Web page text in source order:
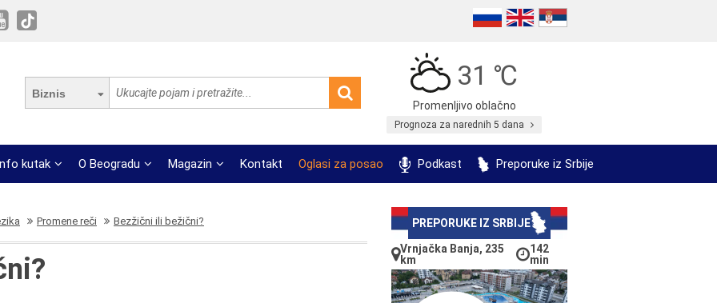
Biznis
31 ℃
Promenljivo oblačno
Prognoza za narednih 5 dana
kutak O Beogradu Magazin Kontakt Oglasi za posao Podkast Preporuke iz Srbije
Promene reči Bezžični ili bežični?
PREPORUKE IZ SRBIJE
Vrnjačka Banja, 235
km
142
min